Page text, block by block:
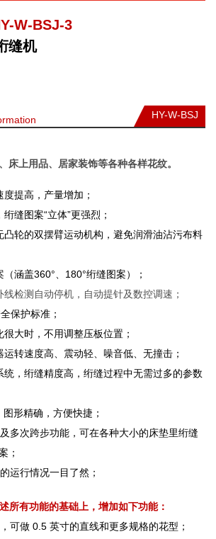
W-BSJ-3
缝机
HY-W-BSJ
床上用品、居家装饰等各种各样花纹。
提高，产量增加；
缝图案“立体”更强烈；
凸轮的双摆臂运动机构，避免润滑油沾污布料
涵盖360°、180°绗缝图案）；
检测自动停机，自动提针及数控调速；
保护标准；
大时，不用调整压板位置；
转速度高、震动轻、噪音低、无撞击；
，绗缝精度高，绗缝过程中无需过多的参数
形精确，方便快捷；
多次跨步功能，可在各种大小的床垫里绗缝
；
运行情况一目了然；
所有功能的基础上，增加如下功能：
可做 0.5 英寸的直线和更多规格的花型；